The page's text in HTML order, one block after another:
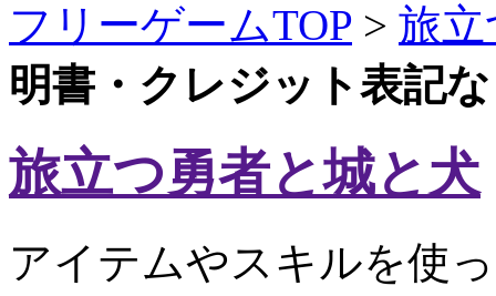
フリーゲームTOP > 旅
明書・クレジット表記
旅立つ勇者と城と犬
アイテムやスキルを使